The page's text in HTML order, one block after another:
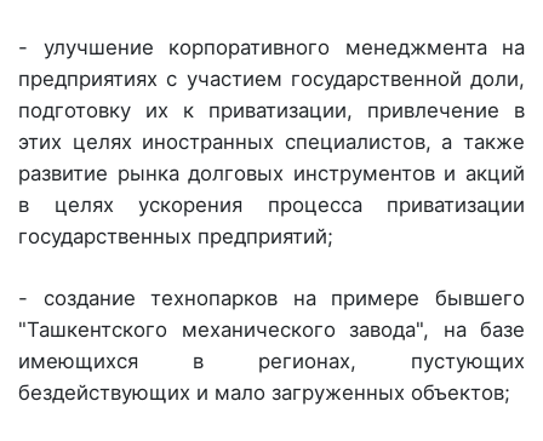
- улучшение корпоративного менеджмента на
предприятиях с участием государственной доли,
подготовку их к приватизации, привлечение в
этих целях иностранных специалистов, а также
развитие рынка долговых инструментов и акций
в целях ускорения процесса приватизации
государственных предприятий;
- создание технопарков на примере бывшего
"Ташкентского механического завода", на базе
имеющихся в регионах, пустующих
бездействующих и мало загруженных объектов;